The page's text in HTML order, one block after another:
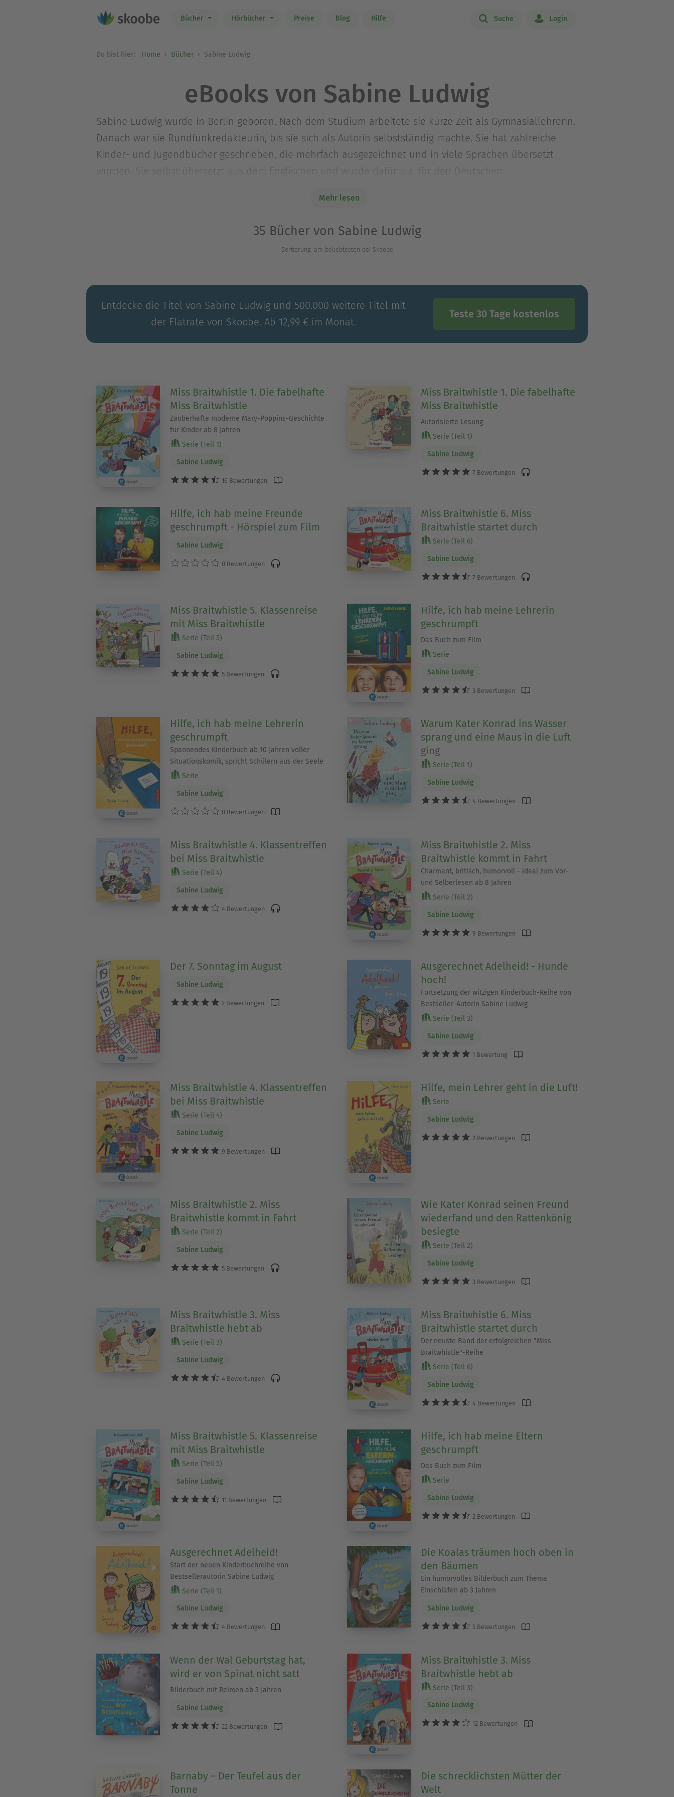
Bücher Hörbücher Preise Blog Hilfe Suche Login
Du bist hier: Home Bücher Sabine Ludwig
eBooks von Sabine Ludwig
Sabine Ludwig wurde in Berlin geboren. Nach dem Studium arbeitete sie kurze Zeit als Gymnasiallehrerin.
Danach war sie Rundfunkredakteurin, bis sie sich als Autorin selbstständig machte. Sie hat zahlreiche
Kinder- und Jugendbücher geschrieben, die mehrfach ausgezeichnet und in viele Sprachen übersetzt
wurden. Sie selbst übersetzt aus dem Englischen und wurde dafür u.a. für den Deutschen
Mehr lesen
35 Bücher von Sabine Ludwig
Sortierung: am beliebtesten bei Skoobe
Entdecke die Titel von Sabine Ludwig und 500.000 weitere Titel mit
der Flatrate von Skoobe. Ab 12,99 € im Monat.
Teste 30 Tage kostenlos
Miss Braitwhistle 1. Die fabelhafte
Miss Braitwhistle
Zauberhafte moderne Mary-Poppins-Geschichte
für Kinder ab 8 Jahren
Serie (Teil 1)
Sabine Ludwig
16 Bewertungen
Miss Braitwhistle 1. Die fabelhafte
Miss Braitwhistle
Autorisierte Lesung
Serie (Teil 1)
Sabine Ludwig
7 Bewertungen
Hilfe, ich hab meine Freunde
geschrumpft - Hörspiel zum Film
Sabine Ludwig
0 Bewertungen
Miss Braitwhistle 6. Miss
Braitwhistle startet durch
Serie (Teil 6)
Sabine Ludwig
7 Bewertungen
Miss Braitwhistle 5. Klassenreise
mit Miss Braitwhistle
Serie (Teil 5)
Sabine Ludwig
5 Bewertungen
Hilfe, ich hab meine Lehrerin
geschrumpft
Das Buch zum Film
Serie
Sabine Ludwig
3 Bewertungen
Hilfe, ich hab meine Lehrerin
geschrumpft
Spannendes Kinderbuch ab 10 Jahren voller
Situationskomik, spricht Schülern aus der Seele
Serie
Sabine Ludwig
0 Bewertungen
Warum Kater Konrad ins Wasser
sprang und eine Maus in die Luft
ging
Serie (Teil 1)
Sabine Ludwig
4 Bewertungen
Miss Braitwhistle 4. Klassentreffen
bei Miss Braitwhistle
Serie (Teil 4)
Sabine Ludwig
4 Bewertungen
Miss Braitwhistle 2. Miss
Braitwhistle kommt in Fahrt
Charmant, britisch, humorvoll - ideal zum Vor-
und Selberlesen ab 8 Jahren
Serie (Teil 2)
Sabine Ludwig
9 Bewertungen
Der 7. Sonntag im August
Sabine Ludwig
2 Bewertungen
Ausgerechnet Adelheid! - Hunde
hoch!
Fortsetzung der witzigen Kinderbuch-Reihe von
Bestseller-Autorin Sabine Ludwig
Serie (Teil 3)
Sabine Ludwig
1 Bewertung
Miss Braitwhistle 4. Klassentreffen
bei Miss Braitwhistle
Serie (Teil 4)
Sabine Ludwig
9 Bewertungen
Hilfe, mein Lehrer geht in die Luft!
Serie
Sabine Ludwig
2 Bewertungen
Miss Braitwhistle 2. Miss
Braitwhistle kommt in Fahrt
Serie (Teil 2)
Sabine Ludwig
5 Bewertungen
Wie Kater Konrad seinen Freund
wiederfand und den Rattenkönig
besiegte
Serie (Teil 2)
Sabine Ludwig
3 Bewertungen
Miss Braitwhistle 3. Miss
Braitwhistle hebt ab
Serie (Teil 3)
Sabine Ludwig
4 Bewertungen
Miss Braitwhistle 6. Miss
Braitwhistle startet durch
Der neuste Band der erfolgreichen "Miss
Braitwhistle"-Reihe
Serie (Teil 6)
Sabine Ludwig
4 Bewertungen
Miss Braitwhistle 5. Klassenreise
mit Miss Braitwhistle
Serie (Teil 5)
Sabine Ludwig
11 Bewertungen
Hilfe, ich hab meine Eltern
geschrumpft
Das Buch zum Film
Serie
Sabine Ludwig
2 Bewertungen
Ausgerechnet Adelheid!
Start der neuen Kinderbuchreihe von
Bestsellerautorin Sabine Ludwig
Serie (Teil 1)
Sabine Ludwig
4 Bewertungen
Die Koalas träumen hoch oben in
den Bäumen
Ein humorvolles Bilderbuch zum Thema
Einschlafen ab 3 Jahren
Sabine Ludwig
5 Bewertungen
Wenn der Wal Geburtstag hat,
wird er von Spinat nicht satt
Bilderbuch mit Reimen ab 3 Jahren
Sabine Ludwig
22 Bewertungen
Miss Braitwhistle 3. Miss
Braitwhistle hebt ab
Serie (Teil 3)
Sabine Ludwig
12 Bewertungen
Barnaby – Der Teufel aus der
Tonne
Die schrecklichsten Mütter der
Welt